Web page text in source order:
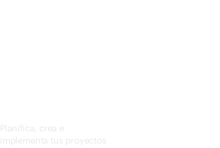
Planifica, crea e
implementa tus proyectos